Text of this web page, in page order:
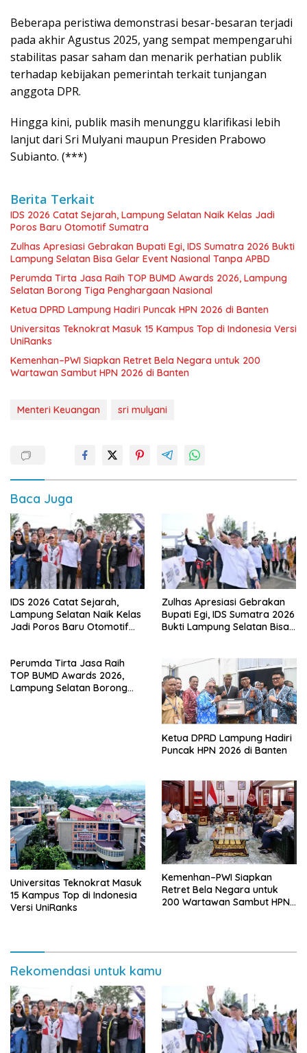
Beberapa peristiwa demonstrasi besar-besaran terjadi
pada akhir Agustus 2025, yang sempat mempengaruhi
stabilitas pasar saham dan menarik perhatian publik
terhadap kebijakan pemerintah terkait tunjangan
anggota DPR.
Hingga kini, publik masih menunggu klarifikasi lebih
lanjut dari Sri Mulyani maupun Presiden Prabowo
Subianto. (***)
Berita Terkait
IDS 2026 Catat Sejarah, Lampung Selatan Naik Kelas Jadi
Poros Baru Otomotif Sumatra
Zulhas Apresiasi Gebrakan Bupati Egi, IDS Sumatra 2026 Bukti
Lampung Selatan Bisa Gelar Event Nasional Tanpa APBD
Perumda Tirta Jasa Raih TOP BUMD Awards 2026, Lampung
Selatan Borong Tiga Penghargaan Nasional
Ketua DPRD Lampung Hadiri Puncak HPN 2026 di Banten
Universitas Teknokrat Masuk 15 Kampus Top di Indonesia Versi
UniRanks
Kemenhan–PWI Siapkan Retret Bela Negara untuk 200
Wartawan Sambut HPN 2026 di Banten
Menteri Keuangan sri mulyani
Baca Juga
IDS 2026 Catat Sejarah,
Lampung Selatan Naik Kelas
Jadi Poros Baru Otomotif
Zulhas Apresiasi Gebrakan
Bupati Egi, IDS Sumatra 2026
Bukti Lampung Selatan Bisa
Perumda Tirta Jasa Raih
TOP BUMD Awards 2026,
Lampung Selatan Borong
Ketua DPRD Lampung Hadiri
Puncak HPN 2026 di Banten
Universitas Teknokrat Masuk
15 Kampus Top di Indonesia
Versi UniRanks
Kemenhan–PWI Siapkan
Retret Bela Negara untuk
200 Wartawan Sambut HPN
Rekomendasi untuk kamu